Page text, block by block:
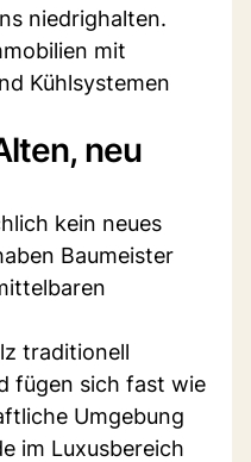
niedrighalten.
mit
Kühlsystemen
neu
kein neues
Baumeister
traditionell
fügen sich fast wie
Umgebung
im Luxusbereich